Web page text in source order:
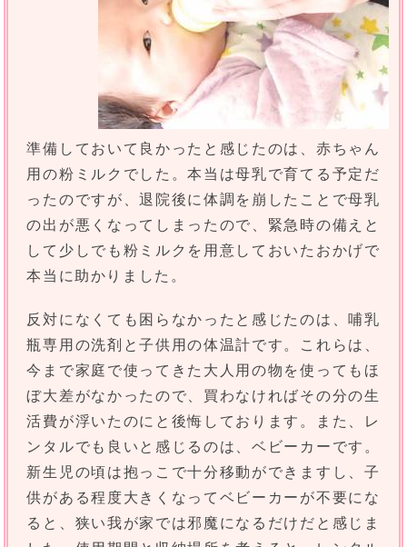
準備しておいて良かったと感じたのは、赤ちゃん
用の粉ミルクでした。本当は母乳で育てる予定だ
ったのですが、退院後に体調を崩したことで母乳
の出が悪くなってしまったので、緊急時の備えと
して少しでも粉ミルクを用意しておいたおかげで
本当に助かりました。
反対になくても困らなかったと感じたのは、哺乳
瓶専用の洗剤と子供用の体温計です。これらは、
今まで家庭で使ってきた大人用の物を使ってもほ
ぼ大差がなかったので、買わなければその分の生
活費が浮いたのにと後悔しております。また、レ
ンタルでも良いと感じるのは、ベビーカーです。
新生児の頃は抱っこで十分移動ができますし、子
供がある程度大きくなってベビーカーが不要にな
ると、狭い我が家では邪魔になるだけだと感じま